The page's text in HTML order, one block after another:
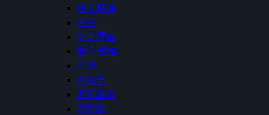
面盆龍頭
掛件
免治便座
鏡子/鏡櫃
其他
熱水器
瓦斯爐具
烘碗機